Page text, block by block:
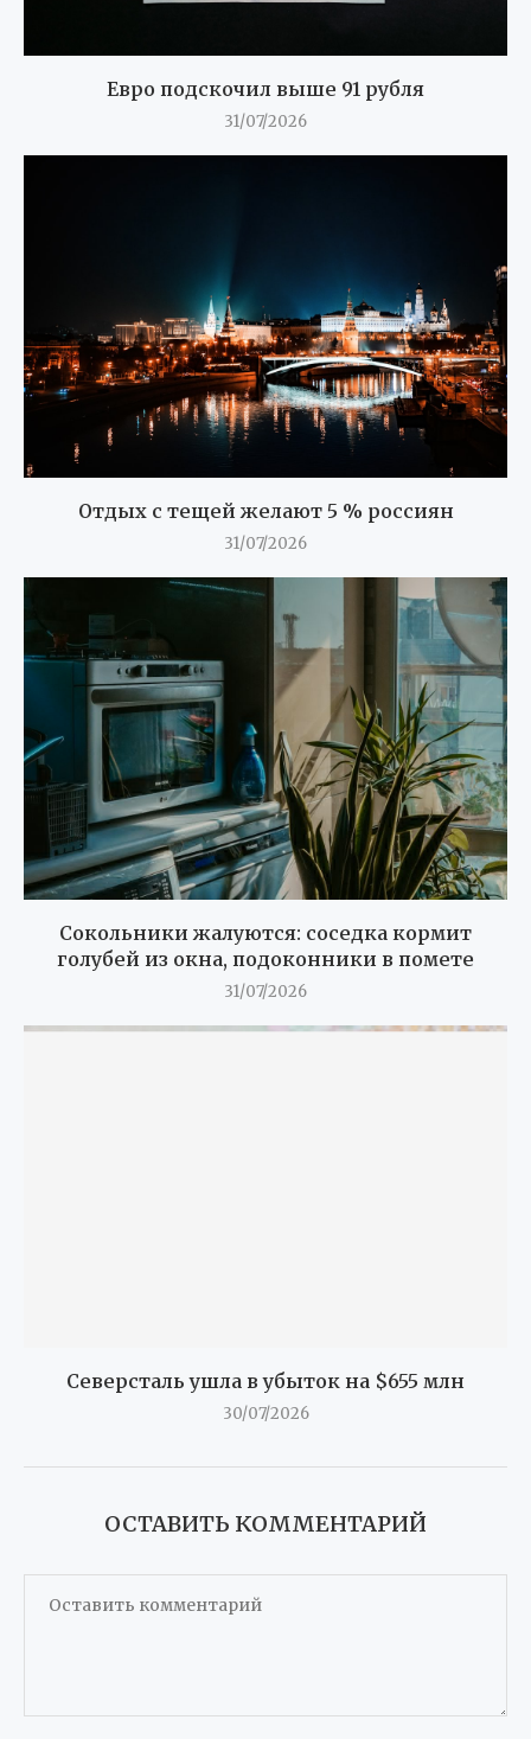
Евро подскочил выше 91 рубля
31/07/2026
Отдых с тещей желают 5 % россиян
31/07/2026
Сокольники жалуются: соседка кормит
голубей из окна, подоконники в помете
31/07/2026
Северсталь ушла в убыток на $655 млн
30/07/2026
ОСТАВИТЬ КОММЕНТАРИЙ